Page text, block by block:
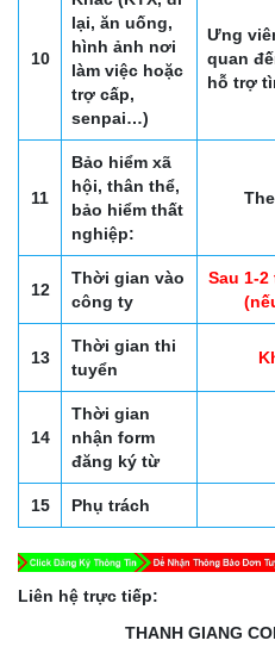
10
lại, ăn uống,
hình ảnh nơi
làm việc hoặc
trợ cấp,
senpai…)
Ưng
quan
hỗ trợ
11
Bảo hiểm xã
hội, thân thể,
bảo hiểm thất
nghiệp:
12
Thời gian vào
công ty
Sau 1-
13
Thời gian thi
tuyển
14
Thời gian
nhận form
đăng ký từ
15 Phụ trách
Liên hệ trực tiếp:
THANH GIANG